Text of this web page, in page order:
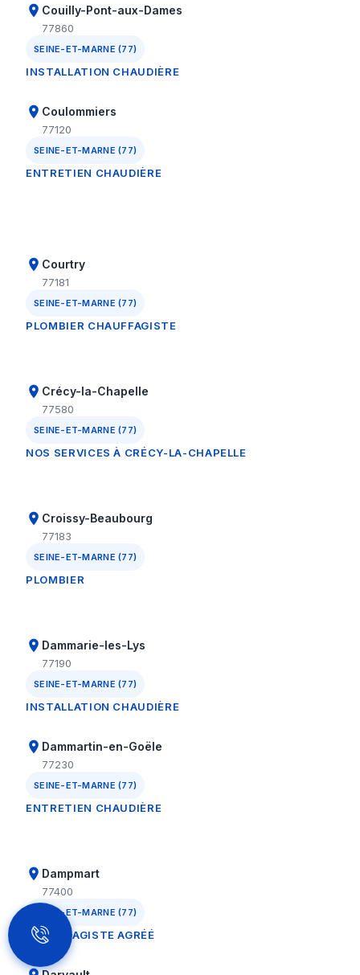
Couilly-Pont-aux-Dames
77860
SEINE-ET-MARNE (77)
INSTALLATION CHAUDIÈRE
Coulommiers
77120
SEINE-ET-MARNE (77)
ENTRETIEN CHAUDIÈRE
Courtry
77181
SEINE-ET-MARNE (77)
PLOMBIER CHAUFFAGISTE
Crécy-la-Chapelle
77580
SEINE-ET-MARNE (77)
NOS SERVICES À CRÉCY-LA-CHAPELLE
Croissy-Beaubourg
77183
SEINE-ET-MARNE (77)
PLOMBIER
Dammarie-les-Lys
77190
SEINE-ET-MARNE (77)
INSTALLATION CHAUDIÈRE
Dammartin-en-Goële
77230
SEINE-ET-MARNE (77)
ENTRETIEN CHAUDIÈRE
Dampmart
77400
SEINE-ET-MARNE (77)
CHAUFFAGISTE AGRÉÉ